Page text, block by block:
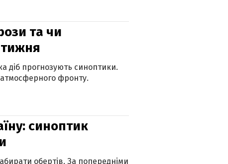
та чи
діб прогнозують синоптики.
фронту.
синоптик
обертів. За попередніми